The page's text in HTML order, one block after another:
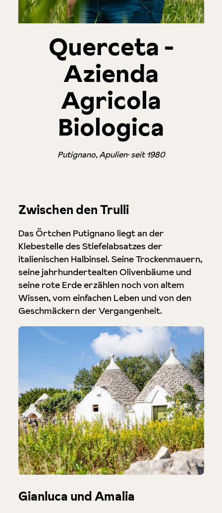
Querceta -
Azienda
Agricola
Biologica
Putignano, Apulien· seit 1980
Zwischen den Trulli
Das Örtchen Putignano liegt an der
Klebestelle des Stiefelabsatzes der
italienischen Halbinsel. Seine Trockenmauern,
seine jahrhundertealten Olivenbäume und
seine rote Erde erzählen noch von altem
Wissen, vom einfachen Leben und von den
Geschmäckern der Vergangenheit.
Gianluca und Amalia